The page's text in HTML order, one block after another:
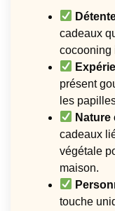
cadeaux
cocooning
présent
les
Nature
cadeaux
végétale
maison.
touche